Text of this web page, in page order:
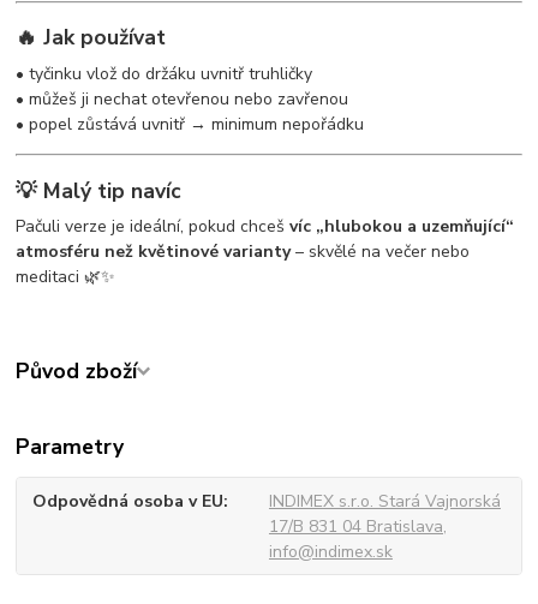
🔥 Jak používat
• tyčinku vlož do držáku uvnitř truhličky
• můžeš ji nechat otevřenou nebo zavřenou
• popel zůstává uvnitř → minimum nepořádku
💡 Malý tip navíc
Pačuli verze je ideální, pokud chcešvíc „hlubokou a uzemňující“
atmosféru než květinové varianty– skvělé na večer nebo
meditaci 🌿✨
Původ zboží
Parametry
Odpovědná osoba v EU
INDIMEX s.r.o. Stará Vajnorská
17/B 831 04 Bratislava,
info@indimex.sk